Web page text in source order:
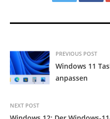
PREVIOUS POST
Windows 11
anpassen
NEXT POST